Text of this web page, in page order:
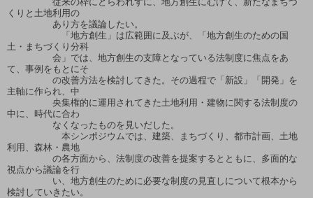
くりと土地利用の
あり方を議論したい。
「地方創生」は広範囲に及ぶが、「地方創生のための国
土・まちづくり分科
会」では、地方創生の支障となっている法制度に焦点をあ
て、事例をもとにそ
の改善方法を検討してきた。その過程で「新設」「開発」を
主軸に作られ、中
央集権的に運用されてきた土地利用・建物に関する法制度の
中に、時代に合わ
なくなったものを見いだした。
本シンポジウムでは、建築、まちづくり、都市計画、土地
利用、森林・農地
の各方面から、法制度の改善を提案するとともに、多面的な
視点から議論を行
い、地方創生のために必要な制度の見直しについて根本から
検討していきたい。